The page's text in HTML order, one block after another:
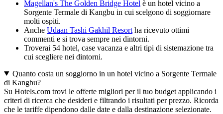
Magellan's The Golden Bridge Hotel è un hotel vicino a
Sorgente Termale di Kangbu in cui scelgono di soggiornare
molti ospiti.
Anche Udaan Tashi Gakhil Resort ha ricevuto ottimi
commenti e si trova sempre nei dintorni.
Troverai 54 hotel, case vacanza e altri tipi di sistemazione tra
cui scegliere nei dintorni.
Quanto costa un soggiorno in un hotel vicino a Sorgente Termale
di Kangbu?
Su Hotels.com trovi le offerte migliori per il tuo budget applicando i
criteri di ricerca che desideri e filtrando i risultati per prezzo. Ricorda
che le tariffe dipendono dalle date e dalla destinazione selezionate.